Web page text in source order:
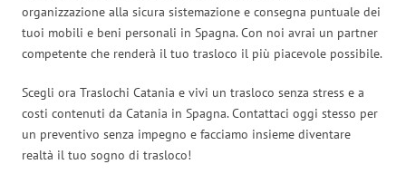
organizzazione alla sicura sistemazione e consegna puntuale dei
tuoi mobili e beni personali in Spagna. Con noi avrai un partner
competente che renderà il tuo trasloco il più piacevole possibile.
Scegli ora Traslochi Catania e vivi un trasloco senza stress e a
costi contenuti da Catania in Spagna. Contattaci oggi stesso per
un preventivo senza impegno e facciamo insieme diventare
realtà il tuo sogno di trasloco!